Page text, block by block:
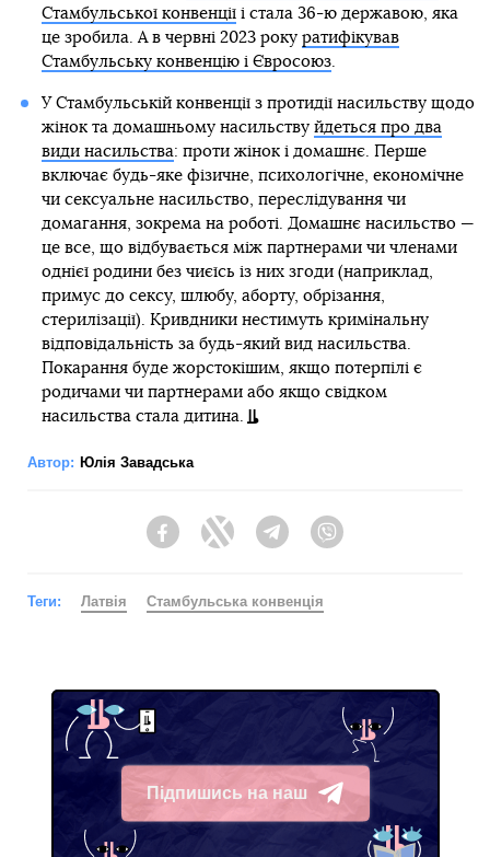
Стамбульської конвенціїі стала 36-ю державою, яка
це зробила. А в червні 2023 року ратифікував
Стамбульську конвенцію і Євросоюз.
У Стамбульській конвенції з протидії насильству щодо
жінок та домашньому насильству йдеться про два
види насильства: проти жінок і домашнє. Перше
включає будь-яке фізичне, психологічне, економічне
чи сексуальне насильство, переслідування чи
домагання, зокрема на роботі. Домашнє насильство —
це все, що відбувається між партнерами чи членами
однієї родини без чиєїсь із них згоди (наприклад,
примус до сексу, шлюбу, аборту, обрізання,
стерилізації). Кривдники нестимуть кримінальну
відповідальність за будь-який вид насильства.
Покарання буде жорстокішим, якщо потерпілі є
родичами чи партнерами або якщо свідком
насильства стала дитина.
Автор: Юлія Завадська
FacebookTwitter Telegram
Теги: Латвія Стамбульська конвенція
Підпишись на наш
Telegram